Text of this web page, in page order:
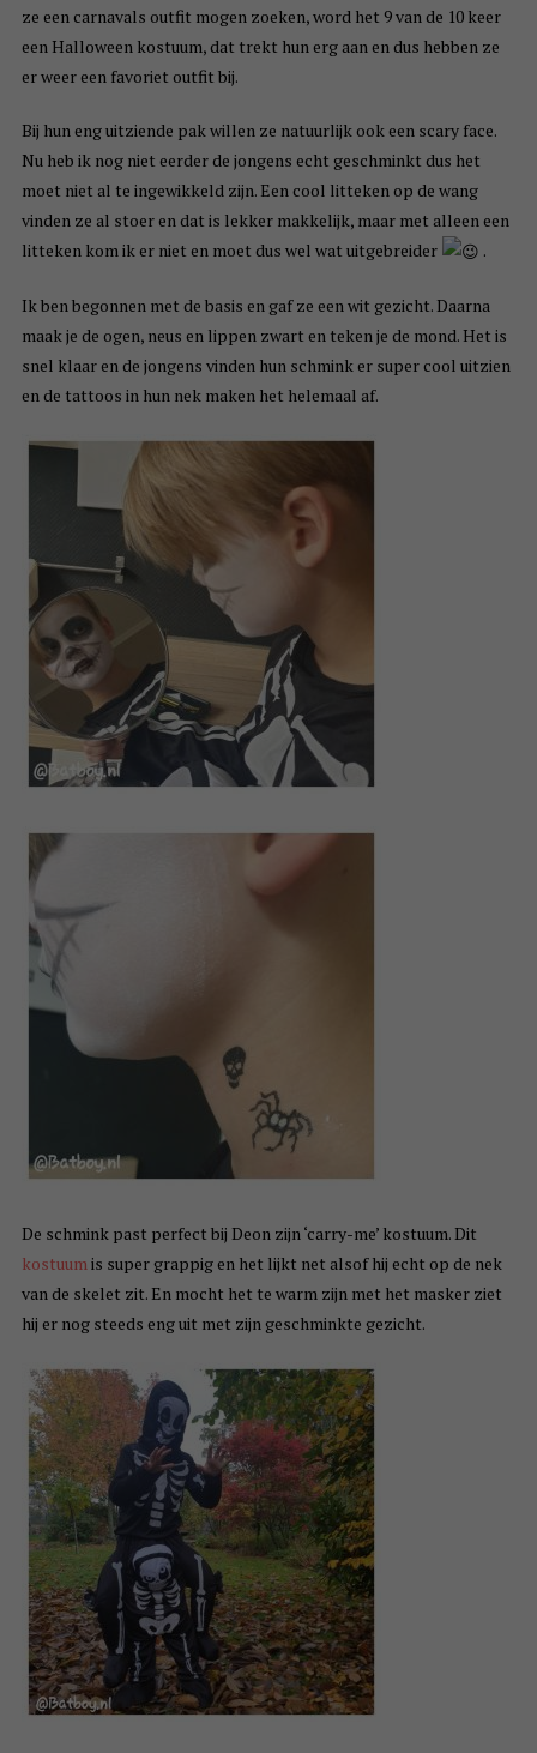
ze een carnavals outfit mogen zoeken, word het 9 van de 10 keer
een Halloween kostuum, dat trekt hun erg aan en dus hebben ze
er weer een favoriet outfit bij.
Bij hun eng uitziende pak willen ze natuurlijk ook een scary face.
Nu heb ik nog niet eerder de jongens echt geschminkt dus het
moet niet al te ingewikkeld zijn. Een cool litteken op de wang
vinden ze al stoer en dat is lekker makkelijk, maar met alleen een
litteken kom ik er niet en moet dus wel wat uitgebreider
.
Ik ben begonnen met de basis en gaf ze een wit gezicht. Daarna
maak je de ogen, neus en lippen zwart en teken je de mond. Het is
snel klaar en de jongens vinden hun schmink er super cool uitzien
en de tattoos in hun nek maken het helemaal af.
De schmink past perfect bij Deon zijn ‘carry-me’ kostuum. Dit
kostuumis super grappig en het lijkt net alsof hij echt op de nek
van de skelet zit. En mocht het te warm zijn met het masker ziet
hij er nog steeds eng uit met zijn geschminkte gezicht.